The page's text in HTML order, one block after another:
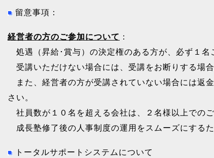
留意事項：
経営者の方のご参加について ：
処遇（昇給･賞与）の決定権のある方が、必ず１名
受講いただけない場合には、受講をお断りする場合
また、経営者の方が受講されていない場合には返
さい。
社員数が１０名を超える会社は、２名様以上でのご
成長塾修了後の人事制度の運用をスムーズにするた
トータルサポートシステムについて